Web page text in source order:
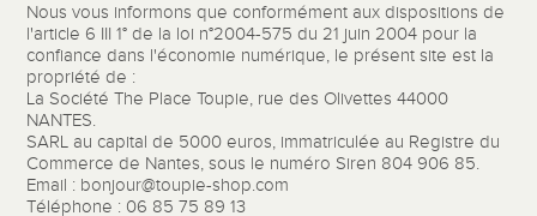
Nous vous informons que conformément aux dispositions de
l'article 6 III 1° de la loi n°2004-575 du 21 juin 2004 pour la
confiance dans l'économie numérique, le présent site est la
propriété de :
La SociétéThe Place Toupie, rue des Olivettes 44000
NANTES.
SARL au capital de 5000 euros, immatriculée au Registre du
Commerce de Nantes, sous le numéro Siren 804 906 85.
Email : bonjour@toupie-shop.com
Téléphone : 06 85 75 89 13